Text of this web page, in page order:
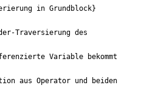
in Grundblock}
Traversierung des
Variable bekommt
aus Operator und beiden